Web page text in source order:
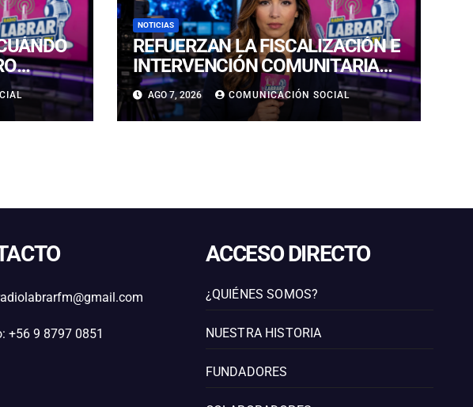
NOTICIAS
REFUERZAN LA FISCALIZACIÓN E
INTERVENCIÓN COMUNITARIA
CON OPERATIVO CONJUNTO EN
CALDERA
AGO 7, 2026 COMUNICACIÓN SOCIAL
+56 9 8797 0851
ACCESO DIRECTO
¿QUIÉNES SOMOS?
NUESTRA HISTORIA
FUNDADORES